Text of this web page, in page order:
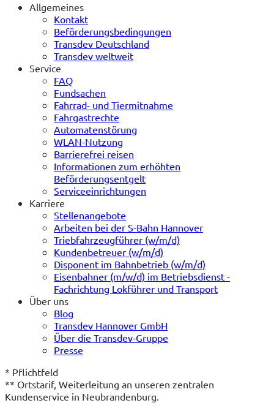
Allgemeines
Kontakt
Beförderungsbedingungen
Transdev Deutschland
Transdev weltweit
Service
FAQ
Fundsachen
Fahrrad- und Tiermitnahme
Fahrgastrechte
Automatenstörung
WLAN-Nutzung
Barrierefrei reisen
Informationen zum erhöhten
Beförderungsentgelt
Serviceeinrichtungen
Karriere
Stellenangebote
Arbeiten bei der S-Bahn Hannover
Triebfahrzeugführer (w/m/d)
Kundenbetreuer (w/m/d)
Disponent im Bahnbetrieb (w/m/d)
Eisenbahner (m/w/d) im Betriebsdienst -
Fachrichtung Lokführer und Transport
Über uns
Blog
Transdev Hannover GmbH
Über die Transdev-Gruppe
Presse
* Pflichtfeld
** Ortstarif, Weiterleitung an unseren zentralen
Kundenservice in Neubrandenburg.